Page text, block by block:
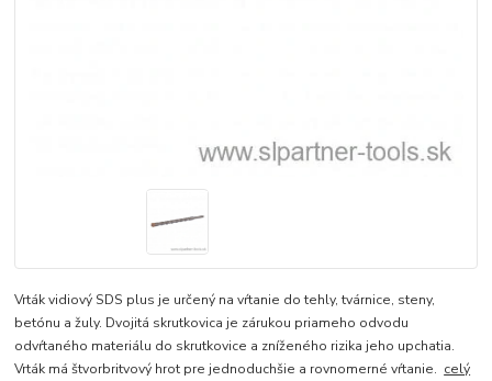
Vrták vidiový SDS plus je určený na vŕtanie do tehly, tvárnice, steny,
betónu a žuly. Dvojitá skrutkovica je zárukou priameho odvodu
odvŕtaného materiálu do skrutkovice a zníženého rizika jeho upchatia.
Vrták má štvorbritvový hrot pre jednoduchšie a rovnomerné vŕtanie. celý